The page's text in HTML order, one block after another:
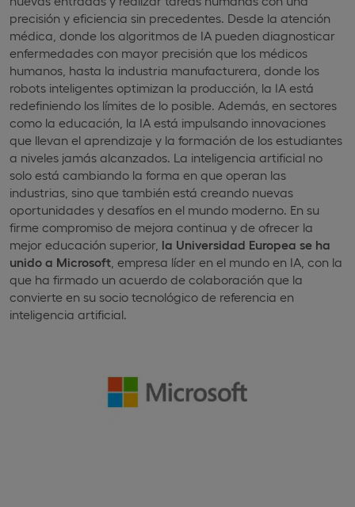
precisión y eficiencia sin precedentes. Desde la atención
médica, donde los algoritmos de IA pueden diagnosticar
enfermedades con mayor precisión que los médicos
humanos, hasta la industria manufacturera, donde los
robots inteligentes optimizan la producción, la IA está
redefiniendo los límites de lo posible. Además, en sectores
como la educación, la IA está impulsando innovaciones
que llevan el aprendizaje y la formación de los estudiantes
a niveles jamás alcanzados. La inteligencia artificial no
solo está cambiando la forma en que operan las
industrias, sino que también está creando nuevas
oportunidades y desafíos en el mundo moderno. En su
firme compromiso de mejora continua y de ofrecer la
mejor educación superior, la Universidad Europea se ha
unido a Microsoft , empresa líder en el mundo en IA, con la
que ha firmado un acuerdo de colaboración que la
convierte en su socio tecnológico de referencia en
inteligencia artificial.